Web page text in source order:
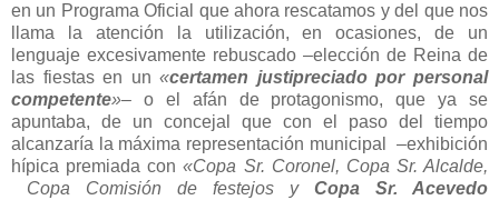
en un Programa Oficial que ahora rescatamos y del que nos
llama la atención la utilización, en ocasiones, de un
lenguaje excesivamente rebuscado –elección de Reina de
las fiestas en un«certamen justipreciado por personal
competente»– o el afán de protagonismo, que ya se
apuntaba, de un concejal que con el paso del tiempo
alcanzaría la máxima representación municipal –exhibición
hípica premiada con«Copa Sr. Coronel, Copa Sr. Alcalde,
Copa Comisión de festejos y Copa Sr. Acevedo